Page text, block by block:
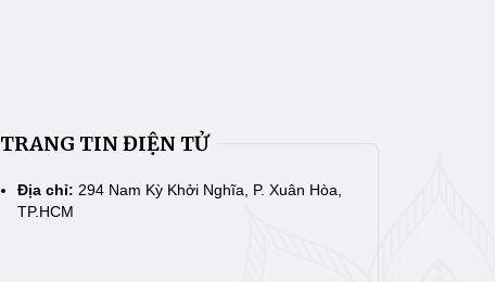
TRANG TIN ĐIỆN TỬ
Địa chỉ: 294 Nam Kỳ Khởi Nghĩa, P. Xuân Hòa,
TP.HCM